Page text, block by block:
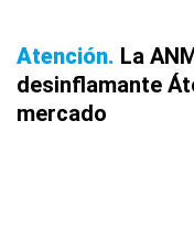
Atención La
desinflamante
mercado